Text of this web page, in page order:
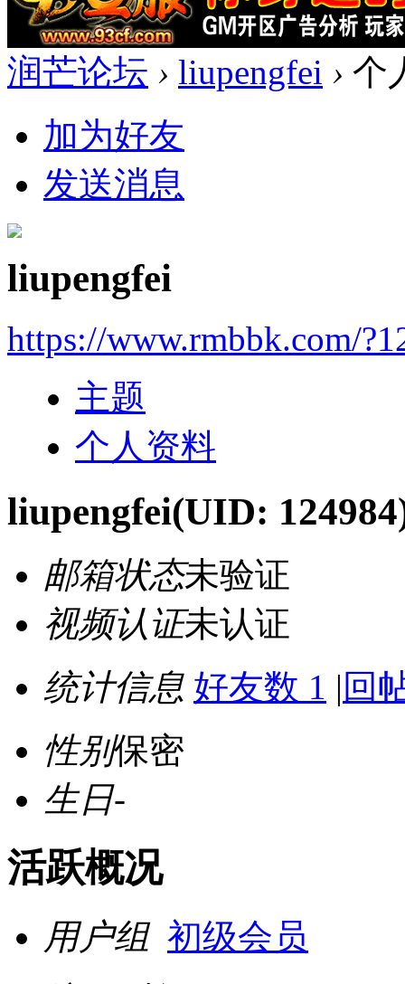
润芒论坛 › liupengfei › 个
加为好友
发送消息
liupengfei
https://www.rmbbk.com/
主题
个人资料
liupengfei(UID:
邮箱状态未验证
视频认证未认证
统计信息 好友数 1 | 回
性别保密
生日-
活跃概况
用户组 初级会员